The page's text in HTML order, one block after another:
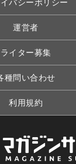
バシーポリシー
運営者
ライター募集
種問い合わせ
利用規約